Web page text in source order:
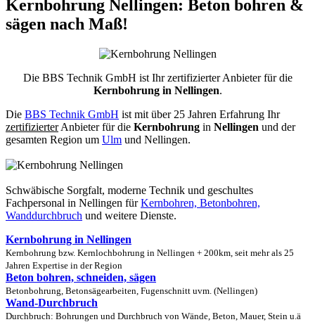
Kernbohrung Nellingen: Beton bohren &
sägen nach Maß!
Die BBS Technik GmbH ist Ihr zertifizierter Anbieter für die
Kernbohrung in Nellingen.
Die BBS Technik GmbH ist mit über 25 Jahren Erfahrung Ihr
zertifizierterAnbieter für die Kernbohrung in Nellingen und der
gesamten Region um Ulm und Nellingen.
Schwäbische Sorgfalt, moderne Technik und geschultes
Fachpersonal in Nellingen fürKernbohren, Betonbohren,
Wanddurchbruch und weitere Dienste.
Kernbohrung in Nellingen
Kernbohrung bzw. Kernlochbohrung in Nellingen + 200km, seit mehr als 25
Jahren Expertise in der Region
Beton bohren, schneiden, sägen
Betonbohrung, Betonsägearbeiten, Fugenschnitt uvm. (Nellingen)
Wand-Durchbruch
Durchbruch: Bohrungen und Durchbruch von Wände, Beton, Mauer, Stein u.ä